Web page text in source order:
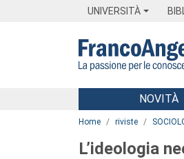
UNIVERSITÀ
Menu
NOVITÀ
Home riviste
L’ideologia